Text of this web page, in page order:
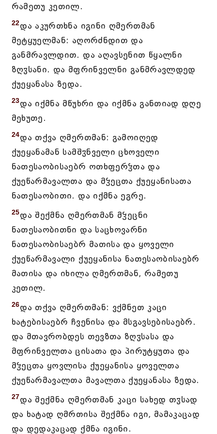
რამეთუ კეთილ.
22და აკურთხნა იგინი ღმერთმან
მეტყუელმან: აღორძნდით და
განმრავლდით. და აღავსენით წყალნი
ზღჳსანი. და მფრინველნი განმრავლდედ
ქუეყანასა ზედა.
23და იქმნა მწუხრი და იქმნა განთიად დღე
მეხუთე.
24და თქვა ღმერთმან: გამოიღედ
ქუეყანამან სამშჳნველი ცხოველი
ნათესაობისაებრ ოთხფერჴთა და
ქუეწარმავალთა და მჴეცთა ქუეყანისათა
ნათესაობითი. და იქმნა ეგრე.
25და შექმნა ღმერთმან მჴეცნი
ნათესაობითნი და საცხოვარნი
ნათესაობისაებრ მათისა და ყოველი
ქუეწარმავალი ქუეყანისა ნათესაობისაებრ
მათისა და იხილა ღმერთმან, რამეთუ
კეთილ.
26და თქვა ღმერთმან: ვქმნეთ კაცი
ხატებისაებრ ჩვენისა და მსგავსებისაებრ.
და მთავრობდეს თევზთა ზღჳსასა და
მფრინველთა ცისათა და პირუტყუთა და
მჴეცთა ყოვლისა ქუეყანისა ყოველთა
ქუეწარმავალთა მავალთა ქუეყანასა ზედა.
27და შექმნა ღმერთმან კაცი სახედ თჳსად
და ხატად ღმრთისა შექმნა იგი, მამაკაცად
და დედაკაცად ქმნა იგინი.